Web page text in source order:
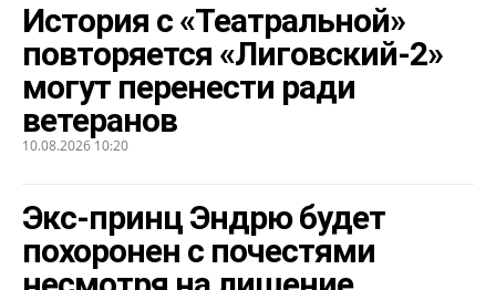
История с «Театральной»
повторяется «Лиговский-2»
могут перенести ради
ветеранов
10.08.2026 10:20
Экс-принц Эндрю будет
похоронен с почестями